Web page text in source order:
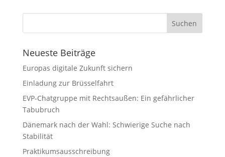
Neueste Beiträge
Europas digitale Zukunft sichern
Einladung zur Brüsselfahrt
EVP-Chatgruppe mit Rechtsaußen: Ein gefährlicher
Tabubruch
Dänemark nach der Wahl: Schwierige Suche nach
Stabilität
Praktikumsausschreibung